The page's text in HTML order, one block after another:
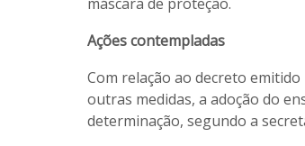
Ações contempladas
Com relação ao decreto
outras medidas, a adoção do
determinação, segundo a